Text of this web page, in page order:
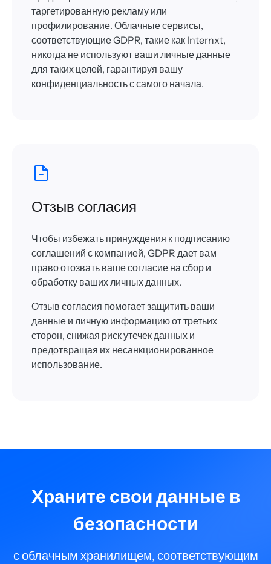
таргетированную рекламу или
профилирование. Облачные сервисы,
соответствующие GDPR, такие как Internxt,
никогда не используют ваши личные данные
для таких целей, гарантируя вашу
конфиденциальность с самого начала.
Отзыв согласия
Чтобы избежать принуждения к подписанию
соглашений с компанией, GDPR дает вам
право отозвать ваше согласие на сбор и
обработку ваших личных данных.
Отзыв согласия помогает защитить ваши
данные и личную информацию от третьих
сторон, снижая риск утечек данных и
предотвращая их несанкционированное
использование.
Храните свои данные в
безопасности
с облачным хранилищем, соответствующим